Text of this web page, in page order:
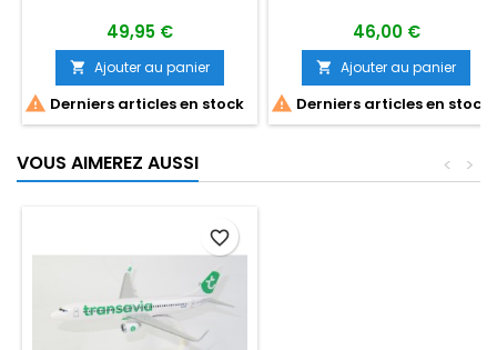
49,95 €
 Ajouter au panier
 Derniers articles en stock
46,00 €
 Ajouter au panier
 Derniers articles en stock
VOUS AIMEREZ AUSSI >
<
favorite_border